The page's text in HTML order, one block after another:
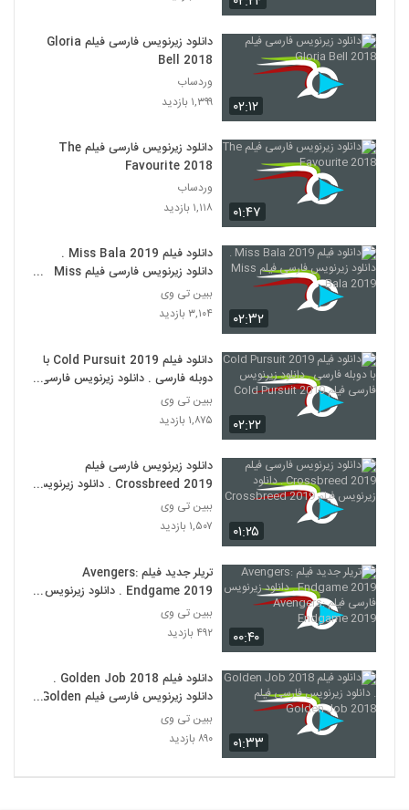
۰۲:۱۲
دانلود زیرنویس فارسی فیلم Gloria
Bell 2018
وردساب
۱,۳۹۹ بازدید
۰۱:۴۷
دانلود زیرنویس فارسی فیلم The
Favourite 2018
وردساب
۱,۱۱۸ بازدید
۰۲:۳۲
دانلود فیلم Miss Bala 2019 .
دانلود زیرنویس فارسی فیلم Miss
Bala 2019
ببین تی وی
۳,۱۰۴ بازدید
۰۲:۲۲
دانلود فیلم Cold Pursuit 2019 با
دوبله فارسی . دانلود زیرنویس فارسی
فیلم Cold Pursuit 2019
ببین تی وی
۱,۸۷۵ بازدید
۰۱:۲۵
دانلود زیرنویس فارسی فیلم
Crossbreed 2019 . دانلود زیرنویس
فیلم Crossbreed 2019
ببین تی وی
۱,۵۰۷ بازدید
۰۰:۴۰
تریلر جدید فیلم Avengers:
Endgame 2019 . دانلود زیرنویس
2019
ببین تی وی
۴۹۲ بازدید
۰۱:۳۳
دانلود فیلم Golden Job 2018 .
دانلود زیرنویس فارسی فیلم Golden
Job 2018
ببین تی وی
۸۹۰ بازدید